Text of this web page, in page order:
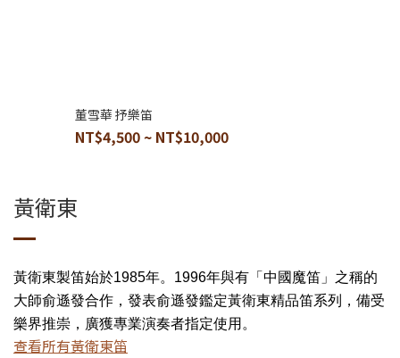
董雪華 抒樂笛
NT$4,500 ~ NT$10,000
黃衛東
黃衛東製笛始於1985年。1996年與有「中國魔笛」之稱的
大師俞遜發合作，發表俞遜發鑑定黃衛東精品笛系列，備受
樂界推崇，廣獲專業演奏者指定使用。
查看所有黃衛東笛